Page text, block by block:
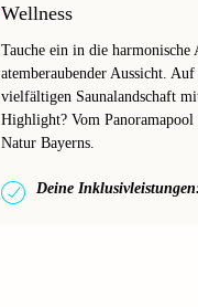
Wellness
Tauche ein in die harmonische
atemberaubender Aussicht.
vielfältigen Saunalandschaft
Highlight? Vom Panoramapool
Natur Bayerns.
Deine